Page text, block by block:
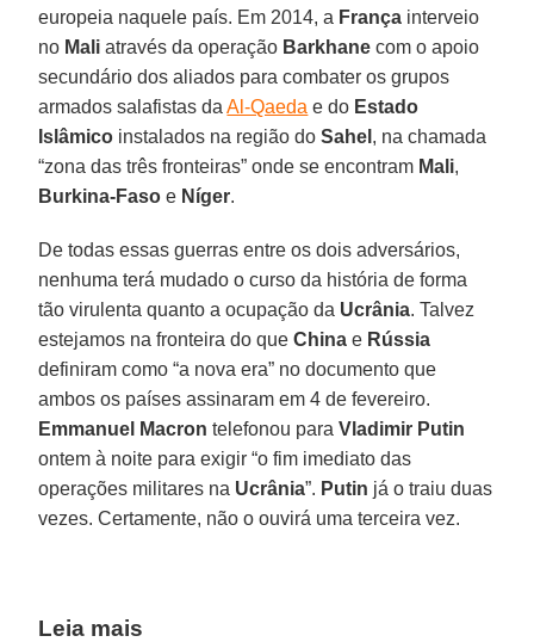
europeia naquele país. Em 2014, a França interveio
no Mali através da operação Barkhane com o apoio
secundário dos aliados para combater os grupos
armados salafistas daAl-Qaeda e do Estado
Islâmico instalados na região doSahel , na chamada
“zona das três fronteiras” onde se encontram Mali,
Burkina-Faso e Níger.
De todas essas guerras entre os dois adversários,
nenhuma terá mudado o curso da história de forma
tão virulenta quanto a ocupação da Ucrânia. Talvez
estejamos na fronteira do queChina e Rússia
definiram como “a nova era” no documento que
ambos os países assinaram em 4 de fevereiro.
Emmanuel Macron telefonou paraVladimir Putin
ontem à noite para exigir “o fim imediato das
operações militares na Ucrânia”. Putin já o traiu duas
vezes. Certamente, não o ouvirá uma terceira vez.
Leia mais